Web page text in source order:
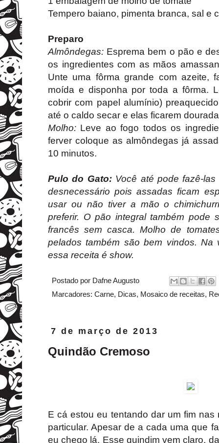
Tempero baiano, pimenta branca, sal e
Preparo
Almôndegas: Esprema bem o pão e
os ingredientes com as mãos
Unte uma fôrma grande com azeite,
moída e disponha por toda a fôrma.
cobrir com papel alumínio)
até o caldo secar e elas ficarem
Molho: Leve ao fogo todos os
ferver coloque as almôndegas já
10 minutos.
Pulo do Gato:Você até pode fazê-las
desnecessário pois assadas ficam
usar ou não tiver a mão o
preferir. O pão integral também pode
francês sem casca. Molho de
pelados também são bem vindos. Na
essa receita é show.
Postado por Dafne Augusto
Marcadores: Carne, Dicas, Mosaico de receitas,
7 de março de 2013
Quindão Cremoso
E cá estou eu tentando dar um fim
particular. Apesar de a cada uma que
eu chego lá. Esse quindim vem claro,